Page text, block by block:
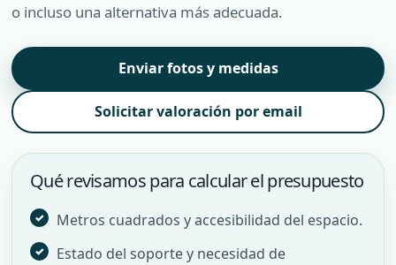
o incluso una alternativa más adecuada.
Enviar fotos y medidas
Solicitar valoración por email
Qué revisamos para calcular el presupuesto
Metros cuadrados y accesibilidad del espacio.
Estado del soporte y necesidad de